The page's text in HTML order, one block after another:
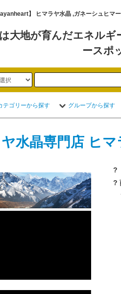
】 ヒマラヤ水晶 ,ガネーシュヒ
大地が育んだエネル
ースポ
テゴリーから探す グループから探す
水晶専門店 ヒ
?
?